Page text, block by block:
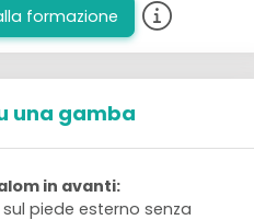
formazione
una gamba
in avanti:
piede esterno senza